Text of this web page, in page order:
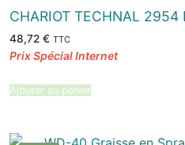
CHARIOT TECHNAL 2954
48,72 € TTC
Ajouter au panier